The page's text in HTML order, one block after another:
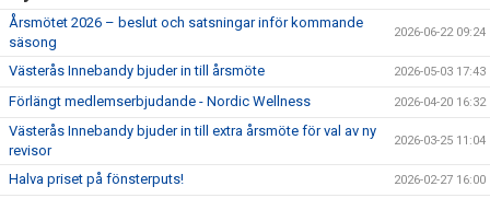
Årsmötet 2026 – beslut och satsningar inför kommande
säsong
2026-06-22 09:24
Västerås Innebandy bjuder in till årsmöte 2026-05-03 17:43
Förlängt medlemserbjudande - Nordic Wellness 2026-04-20 16:32
Västerås Innebandy bjuder in till extra årsmöte för val av ny
revisor
2026-03-25 11:04
Halva priset på fönsterputs! 2026-02-27 16:00